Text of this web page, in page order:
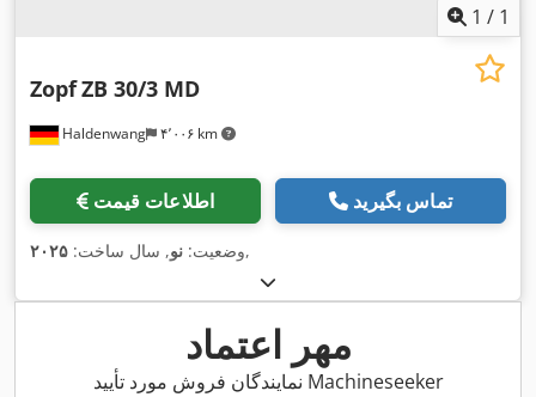
1 / 1
Haldenwang ۴٬۰۰۶ km
ZopfZB 30/3 MD
اطلاعات قیمت تماس بگیرید
وضعیت: نو, سال ساخت: ۲۰۲۵ ,
مهر اعتماد
نمایندگان فروش مورد تأیید Machineseeker